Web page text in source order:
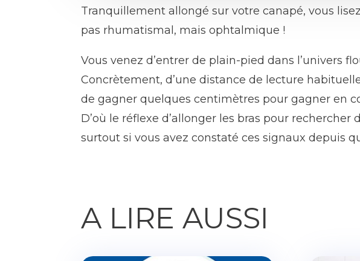
Tranquillement allongé sur votre canapé, vous
pas rhumatismal, mais ophtalmique !
Vous venez d’entrer de plain-pied dans l’univers
Concrètement, d’une distance de lecture
de gagner quelques centimètres pour gagner en
D’où le réflexe d’allonger les bras pour
surtout si vous avez constaté ces signaux depuis
A LIRE AUSSI